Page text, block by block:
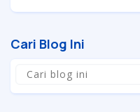
Cari Blog Ini